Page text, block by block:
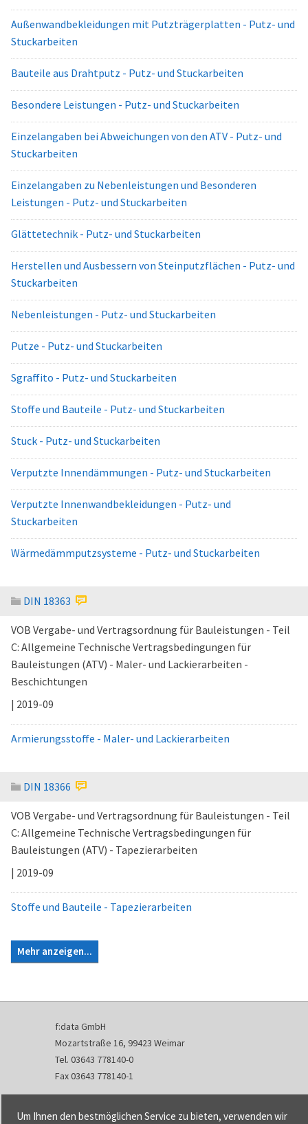
Außenwandbekleidungen mit Putzträgerplatten - Putz- und
Stuckarbeiten
Bauteile aus Drahtputz - Putz- und Stuckarbeiten
Besondere Leistungen - Putz- und Stuckarbeiten
Einzelangaben bei Abweichungen von den ATV - Putz- und
Stuckarbeiten
Einzelangaben zu Nebenleistungen und Besonderen
Leistungen - Putz- und Stuckarbeiten
Glättetechnik - Putz- und Stuckarbeiten
Herstellen und Ausbessern von Steinputzflächen - Putz- und
Stuckarbeiten
Nebenleistungen - Putz- und Stuckarbeiten
Putze - Putz- und Stuckarbeiten
Sgraffito - Putz- und Stuckarbeiten
Stoffe und Bauteile - Putz- und Stuckarbeiten
Stuck - Putz- und Stuckarbeiten
Verputzte Innendämmungen - Putz- und Stuckarbeiten
Verputzte Innenwandbekleidungen - Putz- und
Stuckarbeiten
Wärmedämmputzsysteme - Putz- und Stuckarbeiten
DIN 18363
VOB Vergabe- und Vertragsordnung für Bauleistungen - Teil
C: Allgemeine Technische Vertragsbedingungen für
Bauleistungen (ATV) - Maler- und Lackierarbeiten -
Beschichtungen
| 2019-09
Armierungsstoffe - Maler- und Lackierarbeiten
DIN 18366
VOB Vergabe- und Vertragsordnung für Bauleistungen - Teil
C: Allgemeine Technische Vertragsbedingungen für
Bauleistungen (ATV) - Tapezierarbeiten
| 2019-09
Stoffe und Bauteile - Tapezierarbeiten
Mehr anzeigen...
f:data GmbH
Mozartstraße 16, 99423 Weimar
Tel. 03643 778140-0
Fax 03643 778140-1
info@fdata.de
Um Ihnen den bestmöglichen Service zu bieten, verwenden wir